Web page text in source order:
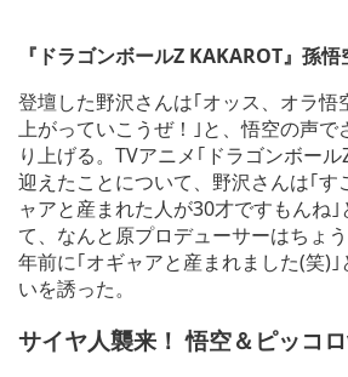
『ドラゴンボールZ KAKAROT』孫
登壇した野沢さんは｢オッス、オラ
上がっていこうぜ！｣と、悟空の声で
り上げる。TVアニメ｢ドラゴンボー
迎えたことについて、野沢さんは｢す
ャアと産まれた人が30才ですもんね
て、なんと原プロデューサーはちょ
年前に｢オギャアと産まれました(笑)
いを誘った。
サイヤ人襲来！ 悟空＆ピッコ